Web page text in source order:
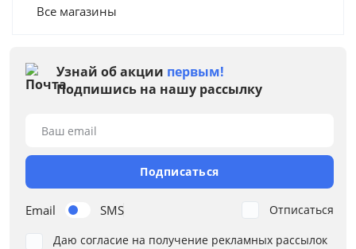
Все магазины
Узнай об акции первым!
Подпишись на нашу рассылку
Email SMS
Ваш email
Подписаться
Даю согласие на получение рекламных рассылок
Отписаться